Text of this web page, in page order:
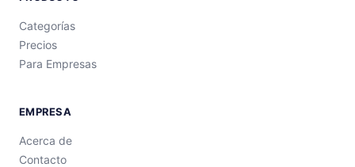
Categorías
Precios
Para Empresas
EMPRESA
Acerca de
Contacto